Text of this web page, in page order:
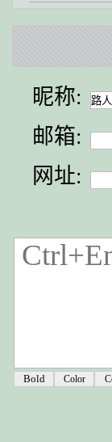
昵称:
邮箱:
网址:
Color